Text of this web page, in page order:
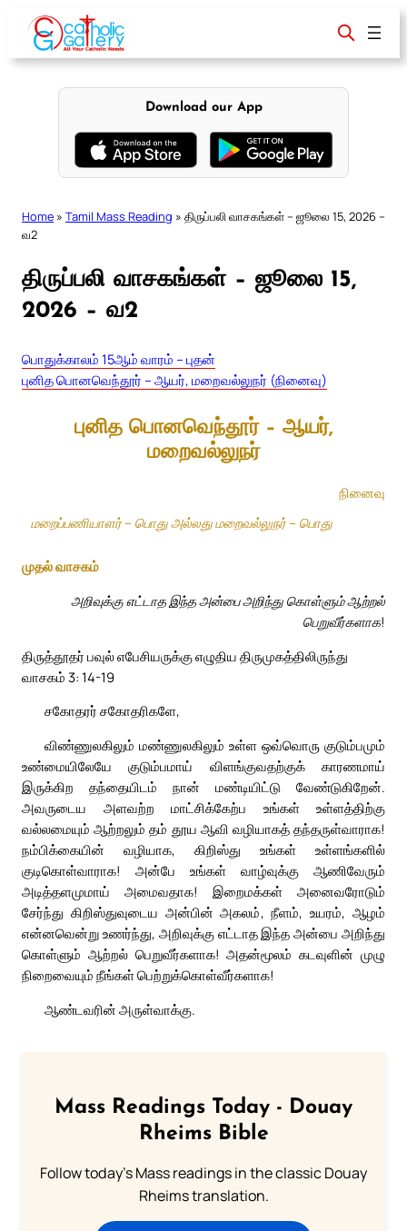
content
Download our App
Home » Tamil Mass Reading » திருப்பலி வாசகங்கள் – ஜூலை 15, 2026 –
வ2
திருப்பலி வாசகங்கள் – ஜூலை 15,
2026 – வ2
பொதுக்காலம் 15ஆம் வாரம் – புதன்
புனித பொனவெந்தூர் – ஆயர், மறைவல்லுநர் (நினைவு)
புனித பொனவெந்தூர் – ஆயர்,
மறைவல்லுநர்
நினைவு
மறைப்பணியாளர் – பொது அல்லது மறைவல்லுநர் – பொது
முதல் வாசகம்
அறிவுக்கு எட்டாத இந்த அன்பை அறிந்து கொள்ளும் ஆற்றல்
பெறுவீர்களாக!
திருத்தூதர் பவுல் எபேசியருக்கு எழுதிய திருமுகத்திலிருந்து
வாசகம் 3: 14-19
சகோதரர் சகோதரிகளே,
விண்ணுலகிலும் மண்ணுலகிலும் உள்ள ஒவ்வொரு குடும்பமும்
உண்மையிலேயே குடும்பமாய் விளங்குவதற்குக் காரணமாய்
இருக்கிற தந்தையிடம் நான் மண்டியிட்டு வேண்டுகிறேன்.
அவருடைய அளவற்ற மாட்சிக்கேற்ப உங்கள் உள்ளத்திற்கு
வல்லமையும் ஆற்றலும் தம் தூய ஆவி வழியாகத் தந்தருள்வாராக!
நம்பிக்கையின் வழியாக, கிறிஸ்து உங்கள் உள்ளங்களில்
குடிகொள்வாராக! அன்பே உங்கள் வாழ்வுக்கு ஆணிவேரும்
அடித்தளமுமாய் அமைவதாக! இறைமக்கள் அனைவரோடும்
சேர்ந்து கிறிஸ்துவுடைய அன்பின் அகலம், நீளம், உயரம், ஆழம்
என்னவென்று உணர்ந்து, அறிவுக்கு எட்டாத இந்த அன்பை அறிந்து
கொள்ளும் ஆற்றல் பெறுவீர்களாக! அதன்மூலம் கடவுளின் முழு
நிறைவையும் நீங்கள் பெற்றுக்கொள்வீர்களாக!
ஆண்டவரின் அருள்வாக்கு.
Mass Readings Today - Douay
Rheims Bible
Follow today's Mass readings in the classic Douay
Rheims translation.